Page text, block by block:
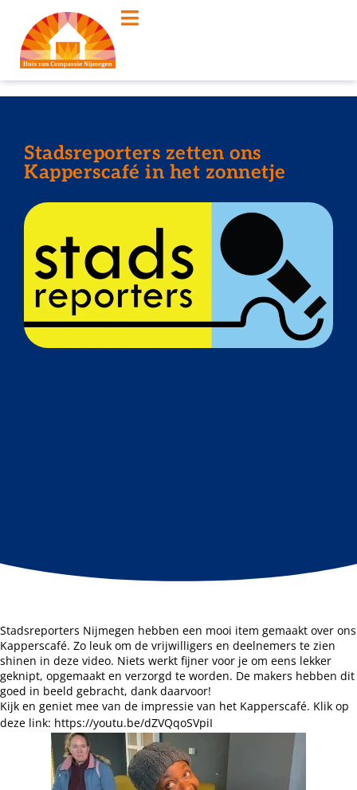
Stadsreporters zetten ons
Kapperscafé in het zonnetje
Stadsreporters Nijmegen hebben een mooi item gemaakt over ons
Kapperscafé. Zo leuk om de vrijwilligers en deelnemers te zien
shinen in deze video. Niets werkt fijner voor je om eens lekker
geknipt, opgemaakt en verzorgd te worden. De makers hebben dit
goed in beeld gebracht, dank daarvoor!
Kijk en geniet mee van de impressie van het Kapperscafé. Klik op
deze link: https://youtu.be/dZVQqoSVpiI